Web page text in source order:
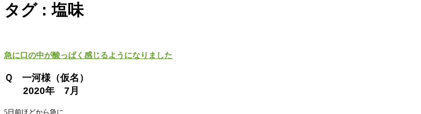
タグ : 塩味
急に口の中が酸っぱく感じるようになりました
Ｑ 一河様（仮名）
2020年 7月
5日前ほどから急に